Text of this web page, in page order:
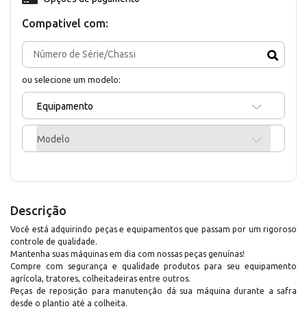
Compativel com:
ou selecione um modelo:
Equipamento
Modelo
Descrição
Você está adquirindo peças e equipamentos que passam por um rigoroso
controle de qualidade.
Mantenha suas máquinas em dia com nossas peças genuínas!
Compre com segurança e qualidade produtos para seu equipamento
agrícola, tratores, colheitadeiras entre outros.
Peças de reposição para manutenção dá sua máquina durante a safra
desde o plantio até a colheita.